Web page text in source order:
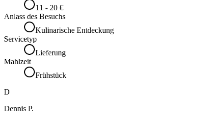
11 - 20 €
Anlass des Besuchs
Kulinarische Entdeckung
Servicetyp
Lieferung
Mahlzeit
Frühstück
D
Dennis P.